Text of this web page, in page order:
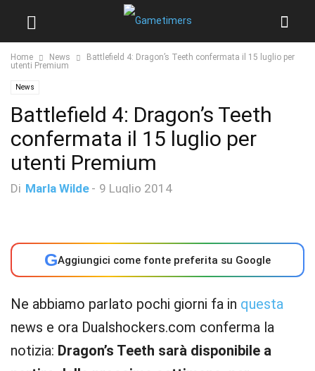
Home News
Battlefield 4: Dragon’s Teeth confermata il 15 luglio per
utenti Premium
News
Battlefield 4: Dragon’s Teeth
confermata il 15 luglio per
utenti Premium
Di Marla Wilde - 9 Luglio 2014
GAggiungici come fonte preferita su Google
Ne abbiamo parlato pochi giorni fa in questa
news e ora Dualshockers.com conferma la
notizia: Dragon’s Teeth sarà disponibile a